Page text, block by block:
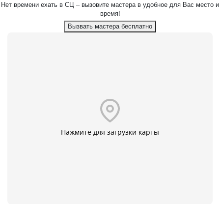
Нет времени ехать в СЦ – вызовите мастера в удобное для Вас место и
время!
Вызвать мастера бесплатно
Нажмите для загрузки карты